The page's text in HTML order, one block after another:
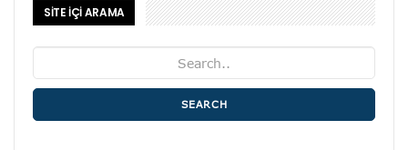
SİTE İÇİ ARAMA
SEARCH